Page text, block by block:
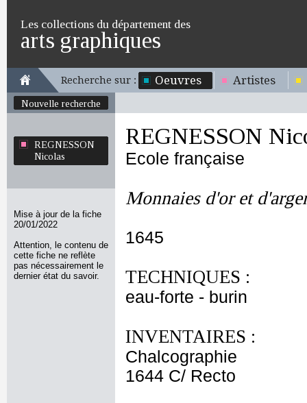
Les collections du département des
arts graphiques
Recherche sur : Oeuvres Artistes
Nouvelle recherche
REGNESSON
Nicolas
Mise à jour de la fiche
20/01/2022
Attention, le contenu de
cette fiche ne reflète
pas nécessairement le
dernier état du savoir.
REGNESSON
Ecole française
Monnaies d'or et
1645
TECHNIQUES :
eau-forte - burin
INVENTAIRES :
Chalcographie
1644 C/ Recto